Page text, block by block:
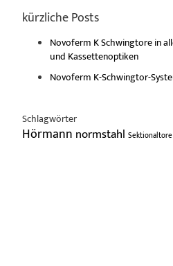
kürzliche Posts
Novoferm K Schwingtore in
und Kassettenoptiken
Novoferm K-Schwingtor-
Schlagwörter
Hörmann normstahl Sektionaltore